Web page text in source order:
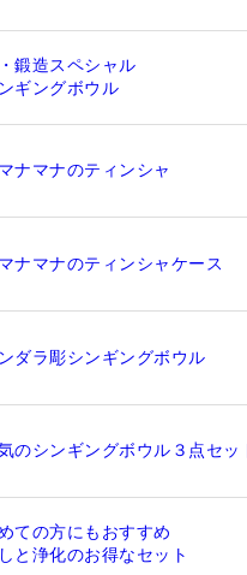
鍛造スペシャル
ギングボウル
ナマナのティンシャ
ナマナのティンシャケース
ダラ彫シンギングボウル
のシンギングボウル３点セッ
ての方にもおすすめ
と浄化のお得なセット